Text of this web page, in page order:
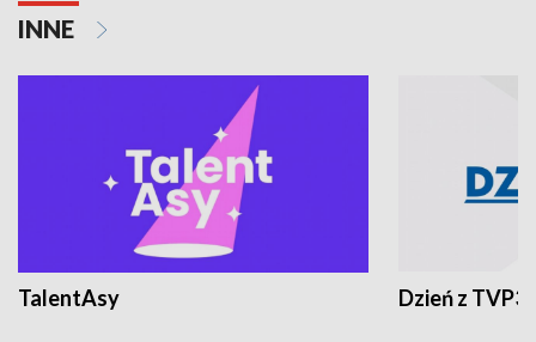
INNE
TalentAsy Dzień z TVP3